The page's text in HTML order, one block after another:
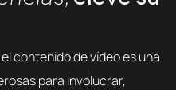
contenido de vídeo es una
para involucrar,